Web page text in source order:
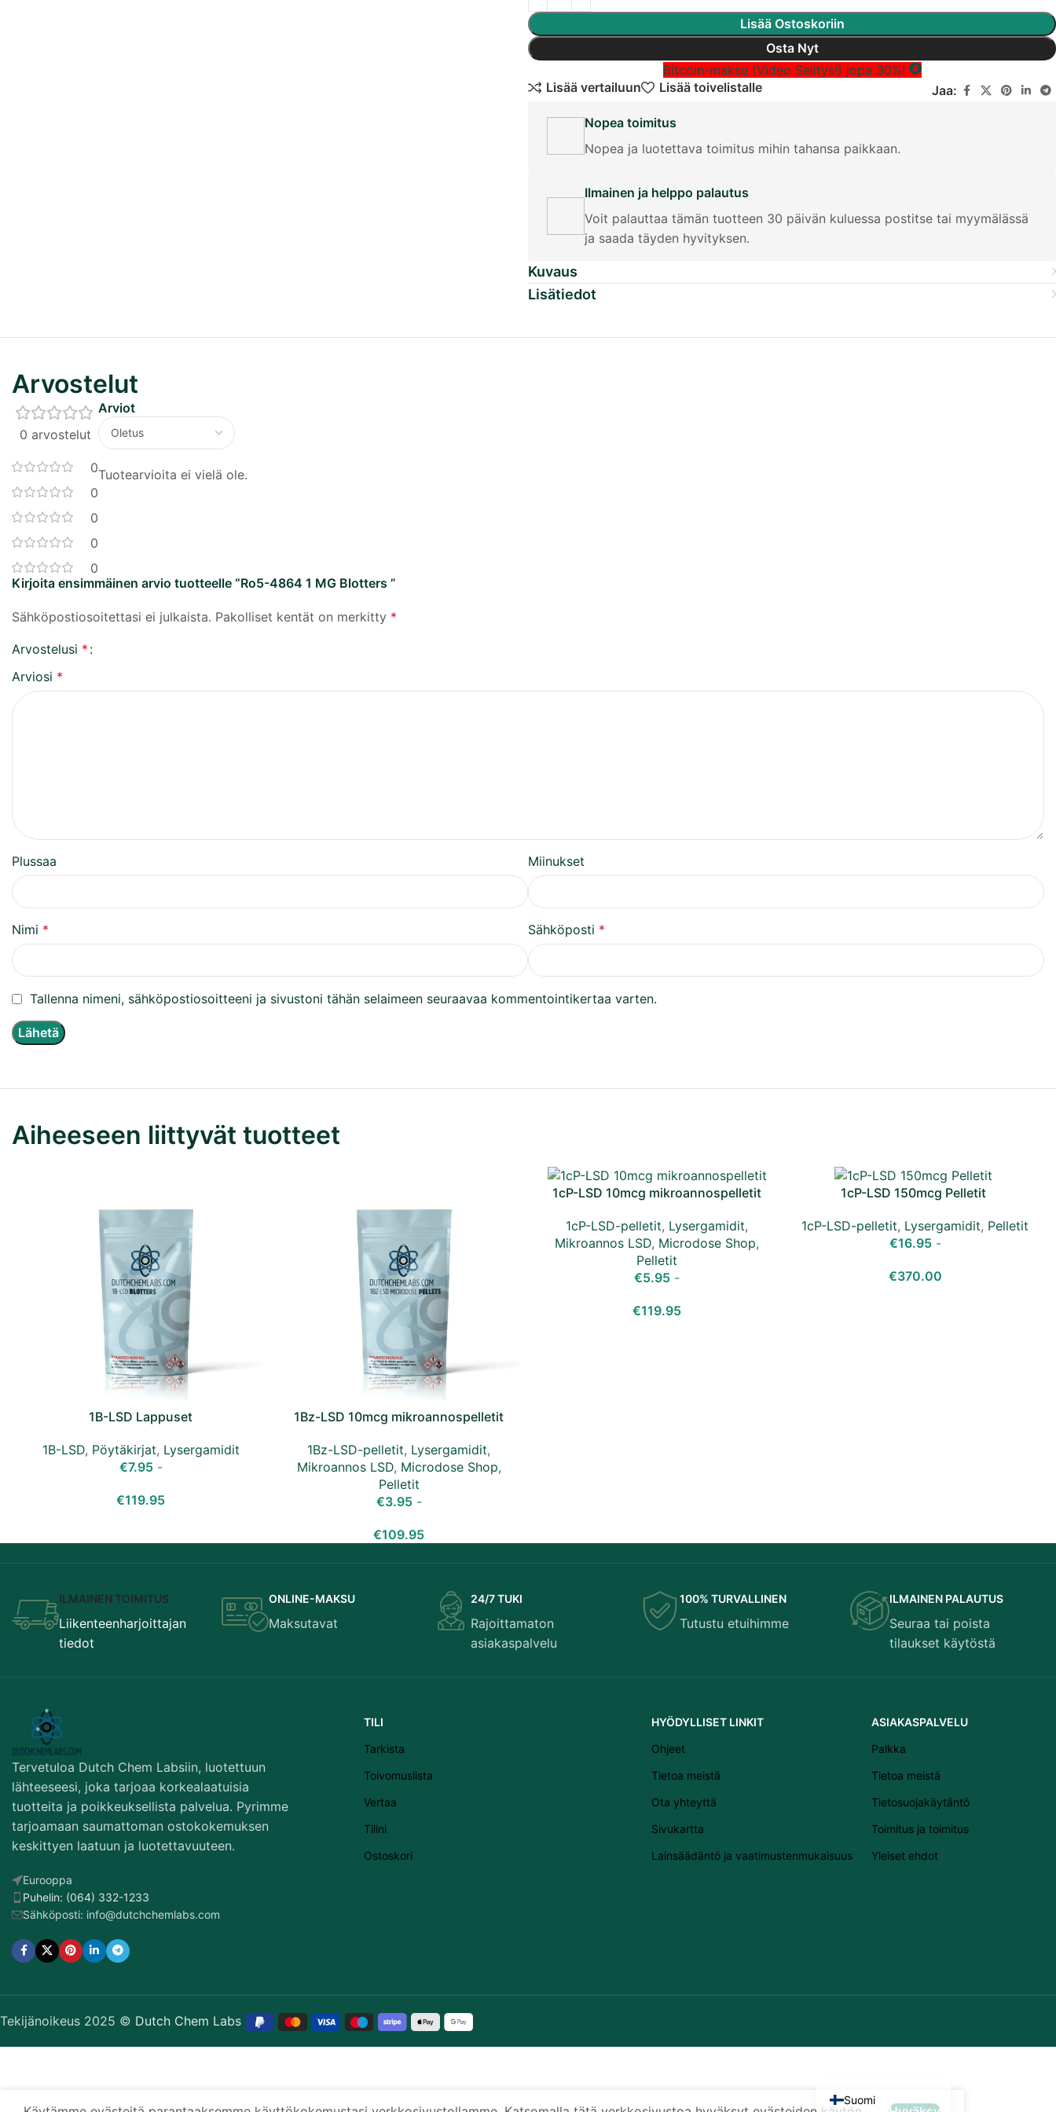
Slovenčina
Svenska
Српски језик
Lisää Ostoskoriin
Osta Nyt
Bitcoin-maksu (Video Selitys!) jopa 30%!
Lisää vertailuun
Lisää toivelistalle Jaa:
Nopea toimitus
Nopea ja luotettava toimitus mihin tahansa paikkaan.
Ilmainen ja helppo palautus
Voit palauttaa tämän tuotteen 30 päivän kuluessa postitse tai myymälässä
ja saada täyden hyvityksen.
Kuvaus
Lisätiedot
Arvostelut
0 arvostelut
0
0
0
0
0
Arviot
Tuotearvioita ei vielä ole.
Kirjoita ensimmäinen arvio tuotteelle “Ro5-4864 1 MG Blotters ”
Sähköpostiosoitettasi ei julkaista. Pakolliset kentät on merkitty *
Arvostelusi *
Arviosi *
Plussaa Miinukset
Nimi * Sähköposti *
Tallenna nimeni, sähköpostiosoitteeni ja sivustoni tähän selaimeen seuraavaa kommentointikertaa varten.
Aiheeseen liittyvät tuotteet
1B-LSD Lappuset
1B-LSD, Pöytäkirjat, Lysergamidit
€7.95 -
€119.95
1Bz-LSD 10mcg mikroannospelletit
1Bz-LSD-pelletit, Lysergamidit,
Mikroannos LSD, Microdose Shop,
Pelletit
€3.95 -
€109.95
1cP-LSD 10mcg mikroannospelletit
1cP-LSD-pelletit, Lysergamidit,
Mikroannos LSD, Microdose Shop,
Pelletit
€5.95 -
€119.95
1cP-LSD 150mcg Pelletit
1cP-LSD-pelletit, Lysergamidit, Pelletit
€16.95 -
€370.00
ILMAINEN TOIMITUS
Liikenteenharjoittajan
tiedot
ONLINE-MAKSU
Maksutavat
24/7 TUKI
Rajoittamaton
asiakaspalvelu
100% TURVALLINEN
Tutustu etuihimme
ILMAINEN PALAUTUS
Seuraa tai poista
tilaukset käytöstä
Tervetuloa Dutch Chem Labsiin, luotettuun
lähteeseesi, joka tarjoaa korkealaatuisia
tuotteita ja poikkeuksellista palvelua. Pyrimme
tarjoamaan saumattoman ostokokemuksen
keskittyen laatuun ja luotettavuuteen.
Eurooppa
Puhelin: (064) 332-1233
Sähköposti: info@dutchchemlabs.com
TILI
Tarkista
Toivomuslista
Vertaa
Tilini
Ostoskori
HYÖDYLLISET LINKIT
Ohjeet
Tietoa meistä
Ota yhteyttä
Sivukartta
Lainsäädäntö ja vaatimustenmukaisuus
ASIAKASPALVELU
Palkka
Tietoa meistä
Tietosuojakäytäntö
Toimitus ja toimitus
Yleiset ehdot
Tekijänoikeus 2025 © Dutch Chem Labs
Suomi
Deutsch
Português (AO90)
Latviešu valoda